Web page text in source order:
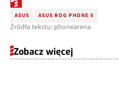
ASUS ASUS ROG PHONE 5
Źródła tekstu: phonearena
Zobacz więcej